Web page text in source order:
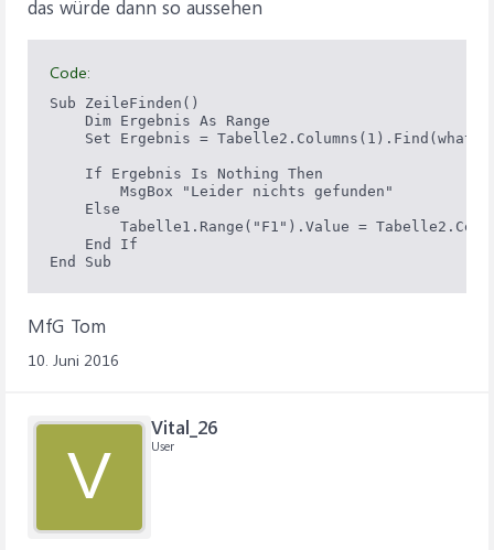
das würde dann so aussehen
Code:
Sub ZeileFinden()
    Dim Ergebnis As Range
Set Ergebnis =
    If Ergebnis Is Nothing Then
        MsgBox "Leider nichts gefunden"
    Else
Tabelle1.Range("F1").Value =
    End If
End Sub
MfG Tom
10. Juni 2016
V
Vital_26
User